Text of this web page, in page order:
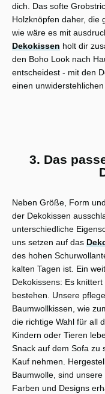
dich. Das softe
Holzknöpfen daher, die
wie wäre es mit
Dekokissen holt dir
den Boho Look nach
entscheidest - mit den
einen
3. Das
Neben Größe, Form
der Dekokissen
unterschiedliche
uns setzen auf das
des hohen
kalten Tagen ist. Ein
Dekokissens: Es
bestehen. Unsere
Baumwollkissen, wie
die richtige Wahl für all
Kindern oder Tieren
Snack auf dem Sofa zu
Kauf nehmen.
Baumwolle, sind unsere
Farben und Designs